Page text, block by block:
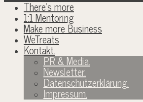
There’s more
1:1 Mentoring
Make more Business
WeTreats
Kontakt.
PR & Media.
Newsletter.
Datenschutzerklärung.
Impressum.